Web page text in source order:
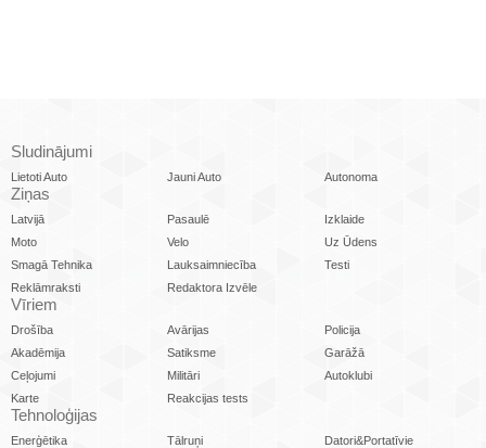
Sludinājumi
Lietoti Auto Jauni Auto Autonoma
Ziņas
Latvijā Pasaulē
Izklaide
Moto
Velo
Uz Ūdens
Smagā Tehnika
Lauksaimniecība
Testi
Reklāmraksti
Redaktora Izvēle
Vīriem
Drošība Avārijas
Policija
Akadēmija
Satiksme
Garāžā
Ceļojumi
Militāri
Autoklubi
Karte
Reakcijas tests
Tehnoloģijas
Enerģētika Tālruņi
Datori&Portatīvie